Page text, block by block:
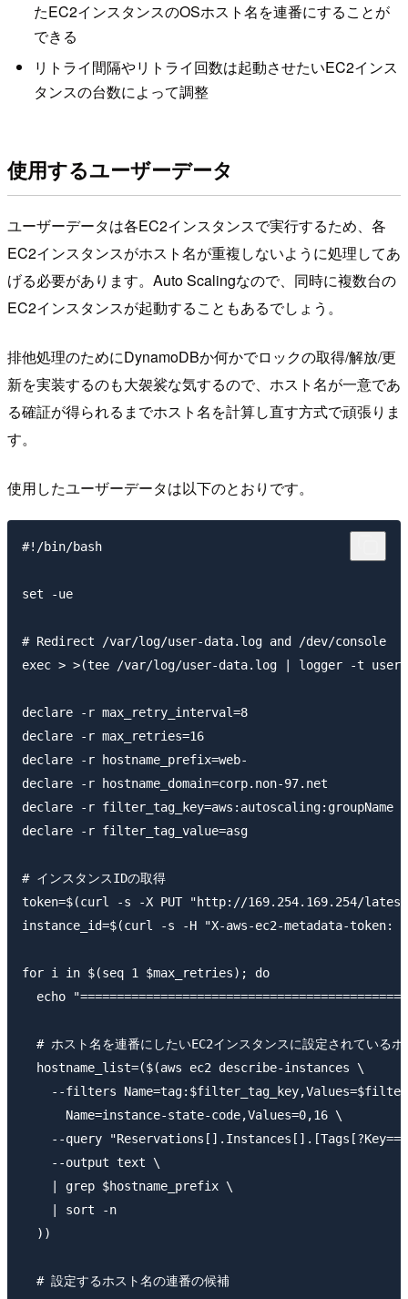
たEC2インスタンスのOSホスト名を連番にすることが
できる
リトライ間隔やリトライ回数は起動させたいEC2インス
タンスの台数によって調整
使用するユーザーデータ
ユーザーデータは各EC2インスタンスで実行するため、各
EC2インスタンスがホスト名が重複しないように処理してあ
げる必要があります。Auto Scalingなので、同時に複数台の
EC2インスタンスが起動することもあるでしょう。
排他処理のためにDynamoDBか何かでロックの取得/解放/更
新を実装するのも大袈裟な気するので、ホスト名が一意であ
る確証が得られるまでホスト名を計算し直す方式で頑張りま
す。
使用したユーザーデータは以下のとおりです。
#!/bin/bash
set -ue
# Redirect /var/log/user-data.log and /dev/console
exec > >(tee /var/log/user-data.log | logger -t user-
declare -r max_retry_interval=8                       # リトラ
declare -r max_retries=16                             # リ
declare -r hostname_prefix=web-                       # ホ
declare -r hostname_domain=corp.non-97.net            #
declare -r filter_tag_key=aws:autoscaling:groupName   # ホ
declare -r filter_tag_value=asg                       # ホスト
# インスタンスIDの取得
token=$(curl -s -X PUT "http://169.254.169.254/
instance_id=$(curl -s -H "X-aws-ec2-metadata-
for i in $(seq 1 $max_retries); do
echo
# ホスト名を連番にしたいEC2インスタンスに設定されているホ
  hostname_list=($(aws ec2 describe-instances \
--filters
      Name=instance-state-code,Values=0,16 \
--query
    --output text \
    | grep $hostname_prefix \
    | sort -n
  ))
  # 設定するホスト名の連番の候補